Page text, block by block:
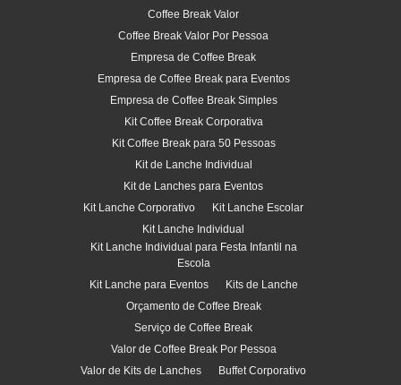
Coffee Break Valor
Coffee Break Valor Por Pessoa
Empresa de Coffee Break
Empresa de Coffee Break para Eventos
Empresa de Coffee Break Simples
Kit Coffee Break Corporativa
Kit Coffee Break para 50 Pessoas
Kit de Lanche Individual
Kit de Lanches para Eventos
Kit Lanche Corporativo
Kit Lanche Escolar
Kit Lanche Individual
Kit Lanche Individual para Festa Infantil na
Escola
Kit Lanche para Eventos
Kits de Lanche
Orçamento de Coffee Break
Serviço de Coffee Break
Valor de Coffee Break Por Pessoa
Valor de Kits de Lanches
Buffet Corporativo